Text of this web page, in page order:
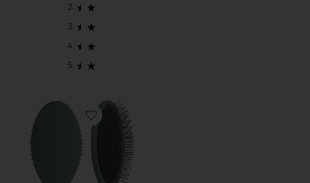
Favorite The Detangling Brush